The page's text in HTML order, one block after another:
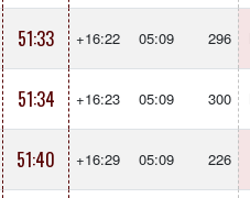
51:33 +16:22 05:09 296
51:34 +16:23 05:09 300
51:40 +16:29 05:09 226